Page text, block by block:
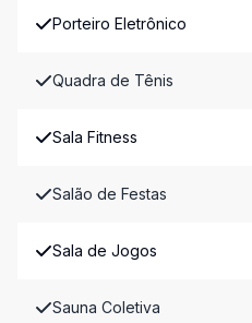
Porteiro Eletrônico
Quadra de Tênis
Sala Fitness
Salão de Festas
Sala de Jogos
Sauna Coletiva